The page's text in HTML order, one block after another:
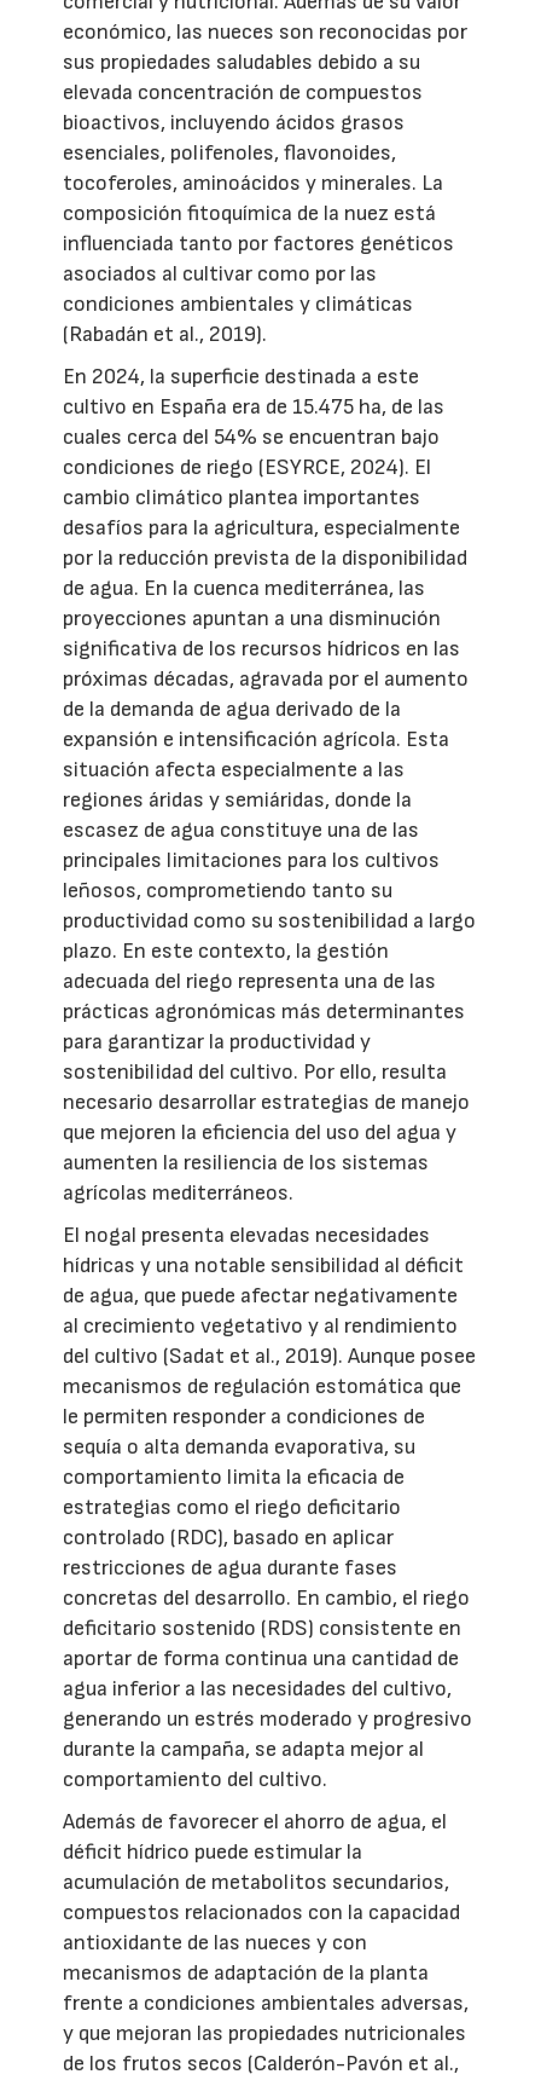
económico, las nueces son reconocidas por
sus propiedades saludables debido a su
elevada concentración de compuestos
bioactivos, incluyendo ácidos grasos
esenciales, polifenoles, flavonoides,
tocoferoles, aminoácidos y minerales. La
composición fitoquímica de la nuez está
influenciada tanto por factores genéticos
asociados al cultivar como por las
condiciones ambientales y climáticas
(Rabadán et al., 2019).
En 2024, la superficie destinada a este
cultivo en España era de 15.475 ha, de las
cuales cerca del 54% se encuentran bajo
condiciones de riego (ESYRCE, 2024). El
cambio climático plantea importantes
desafíos para la agricultura, especialmente
por la reducción prevista de la disponibilidad
de agua. En la cuenca mediterránea, las
proyecciones apuntan a una disminución
significativa de los recursos hídricos en las
próximas décadas, agravada por el aumento
de la demanda de agua derivado de la
expansión e intensificación agrícola. Esta
situación afecta especialmente a las
regiones áridas y semiáridas, donde la
escasez de agua constituye una de las
principales limitaciones para los cultivos
leñosos, comprometiendo tanto su
productividad como su sostenibilidad a largo
plazo. En este contexto, la gestión
adecuada del riego representa una de las
prácticas agronómicas más determinantes
para garantizar la productividad y
sostenibilidad del cultivo. Por ello, resulta
necesario desarrollar estrategias de manejo
que mejoren la eficiencia del uso del agua y
aumenten la resiliencia de los sistemas
agrícolas mediterráneos.
El nogal presenta elevadas necesidades
hídricas y una notable sensibilidad al déficit
de agua, que puede afectar negativamente
al crecimiento vegetativo y al rendimiento
del cultivo (Sadat et al., 2019). Aunque posee
mecanismos de regulación estomática que
le permiten responder a condiciones de
sequía o alta demanda evaporativa, su
comportamiento limita la eficacia de
estrategias como el riego deficitario
controlado (RDC), basado en aplicar
restricciones de agua durante fases
concretas del desarrollo. En cambio, el riego
deficitario sostenido (RDS) consistente en
aportar de forma continua una cantidad de
agua inferior a las necesidades del cultivo,
generando un estrés moderado y progresivo
durante la campaña, se adapta mejor al
comportamiento del cultivo.
Además de favorecer el ahorro de agua, el
déficit hídrico puede estimular la
acumulación de metabolitos secundarios,
compuestos relacionados con la capacidad
antioxidante de las nueces y con
mecanismos de adaptación de la planta
frente a condiciones ambientales adversas,
y que mejoran las propiedades nutricionales
de los frutos secos (Calderón-Pavón et al.,